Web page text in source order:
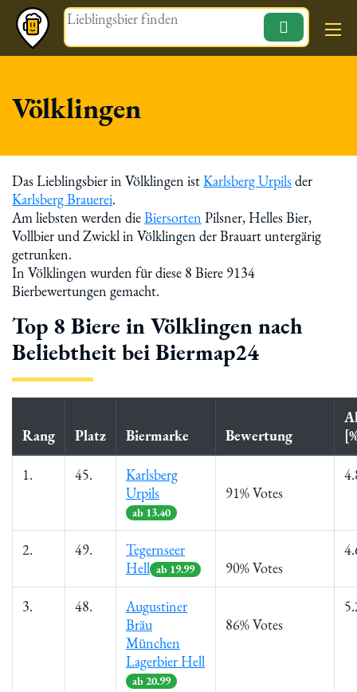
Magazin
Völklingen
Das Lieblingsbier in Völklingen istKarlsberg Urpilsder
Karlsberg Brauerei.
Am liebsten werden dieBiersorten Pilsner, Helles Bier,
Vollbier und Zwickl in Völklingen der Brauart untergärig
getrunken.
In Völklingen wurden für diese 8 Biere 9134
Bierbewertungen gemacht.
Top 8 Biere in Völklingen nach
Beliebtheit bei Biermap24
Rang Platz Biermarke Bewertung
1. 45.
Karlsberg
Urpils
ab 13.40
91% Votes
2. 49.
Tegernseer
Hell ab 19.99 90% Votes
3. 48.
Augustiner
Bräu
München
Lagerbier Hell
ab 20.99
86% Votes